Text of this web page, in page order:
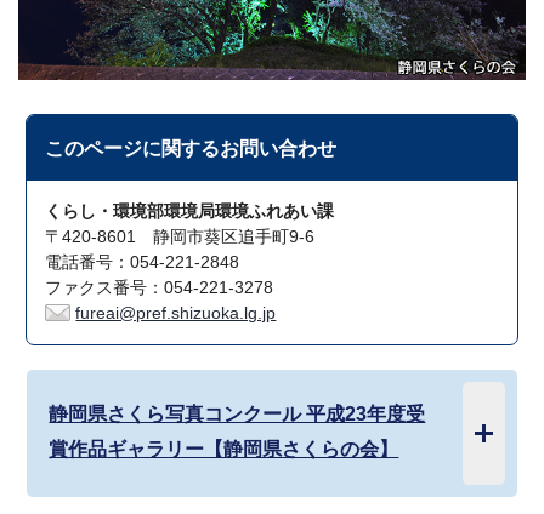
このページに関するお問い合わせ
くらし・環境部環境局環境ふれあい課
〒420-8601 静岡市葵区追手町9-6
電話番号：054-221-2848
ファクス番号：054-221-3278
fureai@pref.shizuoka.lg.jp
静岡県さくら写真コンクール 平成23年度受
賞作品ギャラリー【静岡県さくらの会】